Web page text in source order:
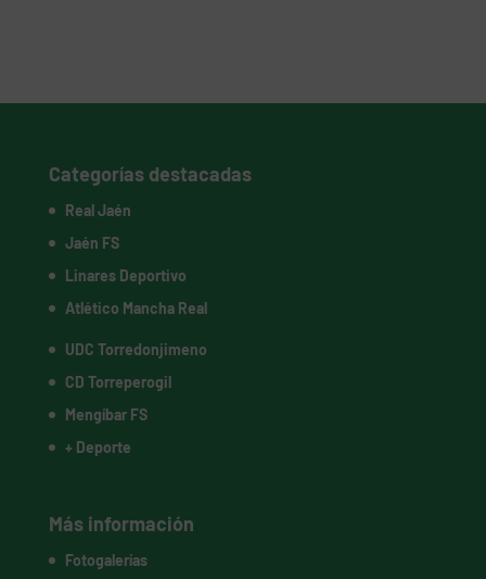
Categorías destacadas
Real Jaén
Jaén FS
Linares Deportivo
Atlético Mancha Real
UDC Torredonjimeno
CD Torreperogil
Mengíbar FS
+ Deporte
Más información
Fotogalerías